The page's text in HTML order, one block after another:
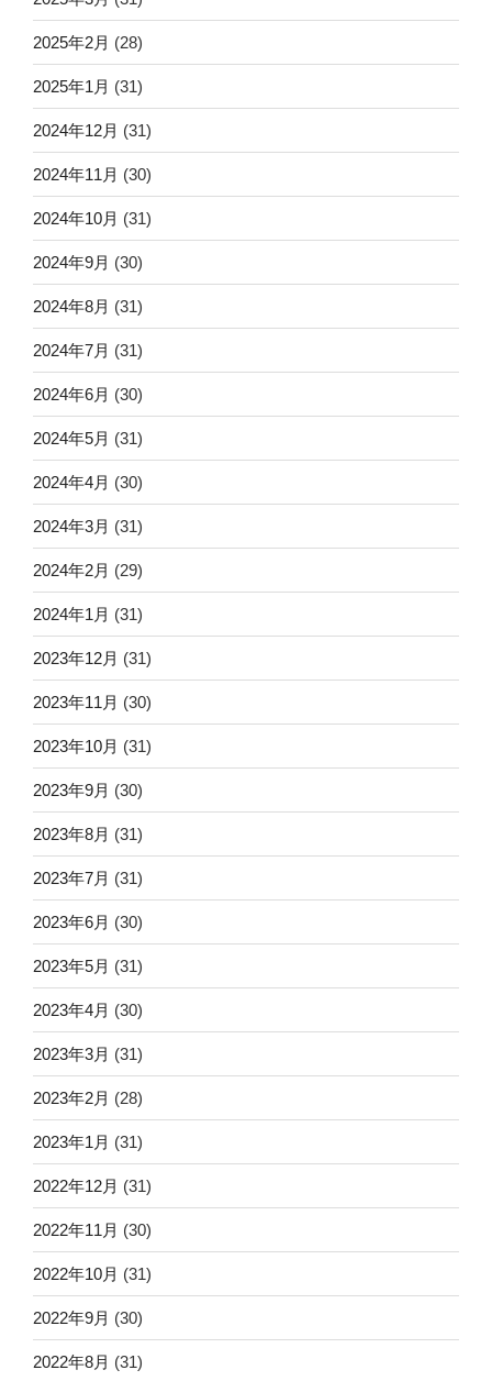
2025年2月 (28)
2025年1月 (31)
2024年12月 (31)
2024年11月 (30)
2024年10月 (31)
2024年9月 (30)
2024年8月 (31)
2024年7月 (31)
2024年6月 (30)
2024年5月 (31)
2024年4月 (30)
2024年3月 (31)
2024年2月 (29)
2024年1月 (31)
2023年12月 (31)
2023年11月 (30)
2023年10月 (31)
2023年9月 (30)
2023年8月 (31)
2023年7月 (31)
2023年6月 (30)
2023年5月 (31)
2023年4月 (30)
2023年3月 (31)
2023年2月 (28)
2023年1月 (31)
2022年12月 (31)
2022年11月 (30)
2022年10月 (31)
2022年9月 (30)
2022年8月 (31)